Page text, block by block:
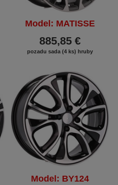
Model: MATISSE
885,85 €
pozadu sada (4 ks) hruby
Model: BY124